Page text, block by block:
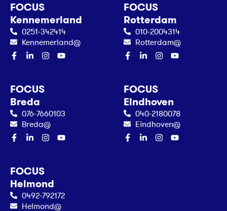
FOCUS
Kennemerland
0251-342414
Kennemerland@
FOCUS
Rotterdam
010-2004314
Rotterdam@
FOCUS
Breda
076-7660103
Breda@
FOCUS
Eindhoven
040-2180078
Eindhoven@
FOCUS
Helmond
0492-792172
Helmond@